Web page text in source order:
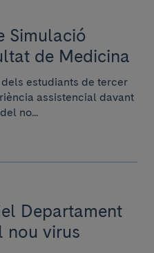
Simulació
de Medicina
estudiants de tercer
assistencial davant
no...
Departament
nou virus